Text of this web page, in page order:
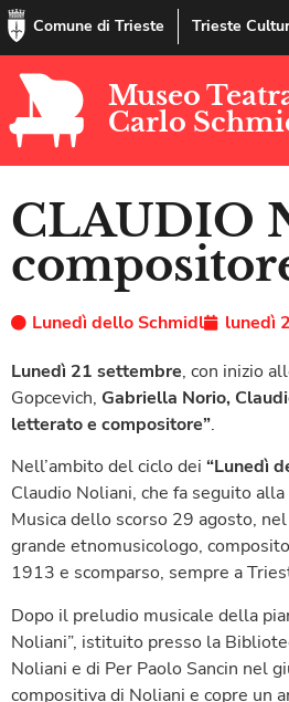
Comune di Trieste Trieste
Museo
Carlo
CLAUDIO
Lunedì dello Schmidl
lunedì
Lunedì 21 settembre, con inizio
Gopcevich, Gabriella Norio,
letterato e compositore”.
Nell’ambito del ciclo dei “Lunedì
Claudio Noliani, che fa seguito
Musica dello scorso 29 agosto,
grande etnomusicologo,
1913 e scomparso, sempre a
Dopo il preludio musicale della
Noliani”, istituito presso la
Noliani e di Per Paolo Sancin nel
compositiva di Noliani e copre un